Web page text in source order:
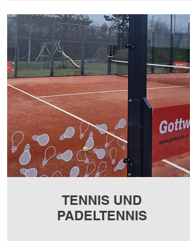
TENNIS UND
PADELTENNIS